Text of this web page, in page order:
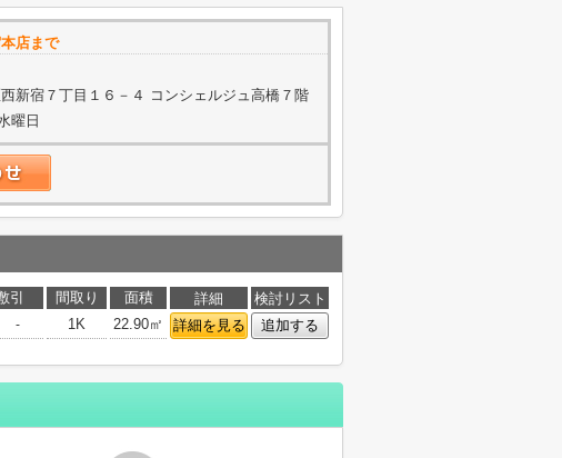
店まで
新宿７丁目１６－４ コンシェルジュ高橋７階
曜日
引 間取り 面積 詳細
検討リスト
- 1K 22.90㎡ 詳細を見る 追加する